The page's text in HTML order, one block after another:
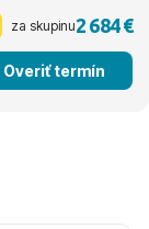
za skupinu2 684 €
Overiť termín